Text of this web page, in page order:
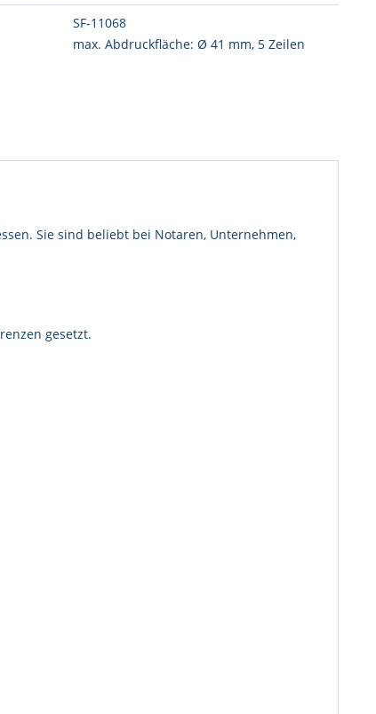
SF-11068
max. Abdruckfläche: Ø 41 mm, 5 Zeilen
Sie sind beliebt bei Notaren, Unternehmen,
gesetzt.